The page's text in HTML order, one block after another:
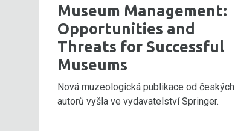
Museum Management:
Opportunities and
Threats for Successful
Museums
Nová muzeologická publikace od českých
autorů vyšla ve vydavatelství Springer.